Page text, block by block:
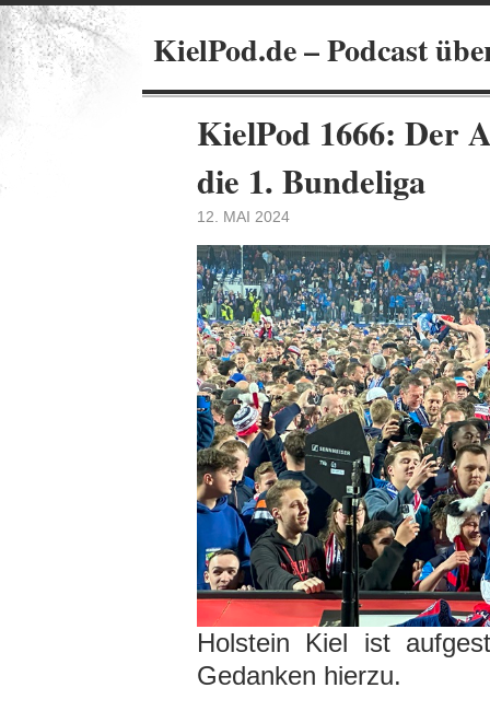
KielPod.de – Podcast
KielPod 1666: Der
die 1. Bundeliga
12. MAI 2024
Holstein Kiel ist
Gedanken hierzu.